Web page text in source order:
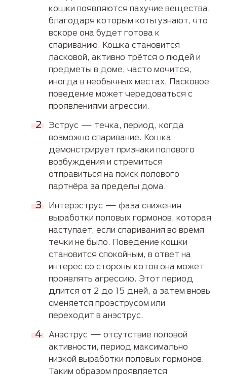
кошки появляются пахучие вещества,
благодаря которым коты узнают, что
вскоре она будет готова к
спариванию. Кошка становится
ласковой, активно трётся о людей и
предметы в доме, часто мочится,
иногда в необычных местах. Ласковое
поведение может чередоваться с
проявлениями агрессии.
Эструс — течка, период, когда
возможно спаривание. Кошка
демонстрирует признаки полового
возбуждения и стремиться
отправиться на поиск полового
партнёра за пределы дома.
Интерэструс — фаза снижения
выработки половых гормонов, которая
наступает, если спаривания во время
течки не было. Поведение кошки
становится спокойным, в ответ на
интерес со стороны котов она может
проявлять агрессию. Этот период
длится от 2 до 15 дней, а затем вновь
сменяется проэструсом или
переходит в анэструс.
Анэструс — отсутствие половой
активности, период максимально
низкой выработки половых гормонов.
Таким образом проявляется